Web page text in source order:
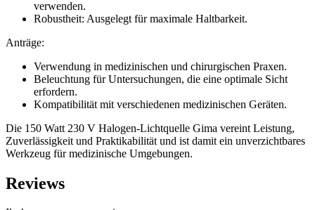
verwenden.
Robustheit: Ausgelegt für maximale Haltbarkeit.
Anträge:
Verwendung in medizinischen und chirurgischen Praxen.
Beleuchtung für Untersuchungen, die eine optimale Sicht
erfordern.
Kompatibilität mit verschiedenen medizinischen Geräten.
Die 150 Watt 230 V Halogen-Lichtquelle Gima vereint Leistung,
Zuverlässigkeit und Praktikabilität und ist damit ein unverzichtbares
Werkzeug für medizinische Umgebungen.
Reviews